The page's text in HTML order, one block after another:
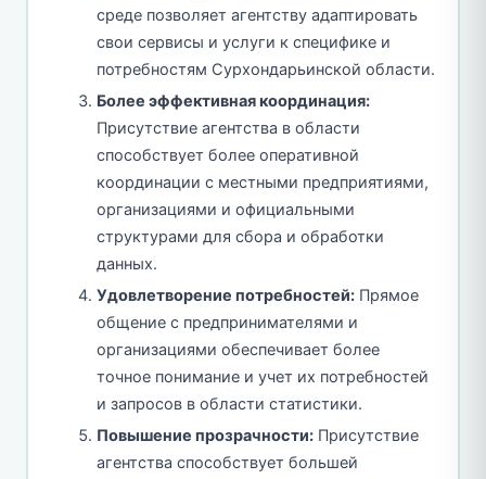
среде позволяет агентству адаптировать
свои сервисы и услуги к специфике и
потребностям Сурхондарьинской области.
Более эффективная координация:
Присутствие агентства в области
способствует более оперативной
координации с местными предприятиями,
организациями и официальными
структурами для сбора и обработки
данных.
Удовлетворение потребностей: Прямое
общение с предпринимателями и
организациями обеспечивает более
точное понимание и учет их потребностей
и запросов в области статистики.
Повышение прозрачности: Присутствие
агентства способствует большей